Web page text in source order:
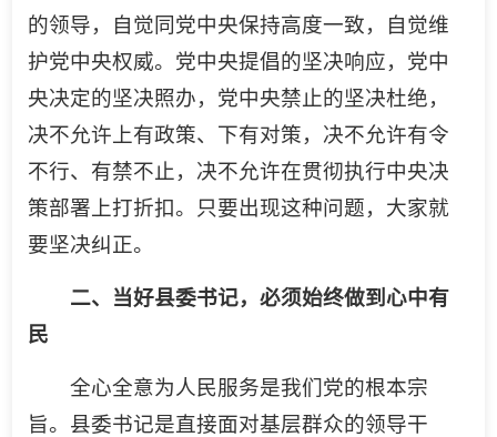
的领导，自觉同党中央保持高度一致，自觉维
护党中央权威。党中央提倡的坚决响应，党中
央决定的坚决照办，党中央禁止的坚决杜绝，
决不允许上有政策、下有对策，决不允许有令
不行、有禁不止，决不允许在贯彻执行中央决
策部署上打折扣。只要出现这种问题，大家就
要坚决纠正。
二、当好县委书记，必须始终做到心中有
民
全心全意为人民服务是我们党的根本宗
旨。县委书记是直接面对基层群众的领导干